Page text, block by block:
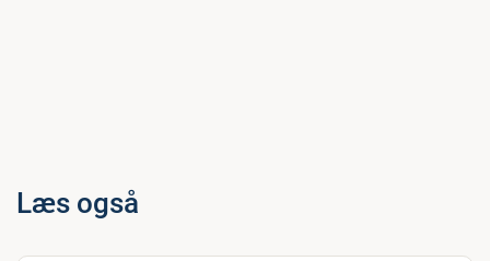
Læs også